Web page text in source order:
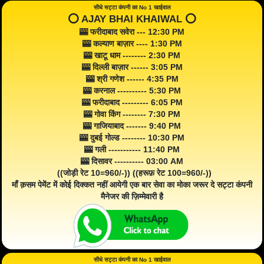
सीधे सट्टा कंपनी का No 1 खाईवाल
⭕️ AJAY BHAI KHAIWAL ⭕️
🎰 फरीदाबाद सवेरा --- 12:30 PM
🎰 कल्याण बाज़ार ---- 1:30 PM
🎰 खाटू धाम -------- 2:30 PM
🎰 दिल्ली बाज़ार ------ 3:05 PM
🎰 श्री गणेश ------ 4:35 PM
🎰 करनाल ---------- 5:30 PM
🎰 फरीदाबाद --------- 6:05 PM
🎰 गोवा किंग -------- 7:30 PM
🎰 गाजियाबाद ------- 9:40 PM
🎰 दुबई गोल्ड -------- 10:30 PM
🎰 गली ----------- 11:40 PM
🎰 दिसावर ---------- 03:00 AM
((जोड़ी रेट 10=960/-)) ((हरूफ़ रेट 100=960/-))
माँ क़सम पेमेंट में कोई दिक्कत नहीं आयेगी एक बार सेवा का मोका जरूर दे सट्टा कंपनी
मैनेजर की ज़िम्मेवारी है
सीधे सट्टा कंपनी का No 1 खाईवाल